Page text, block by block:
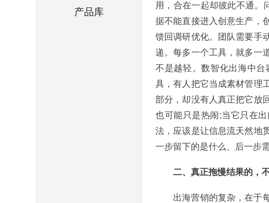
产品库
用，合在一起却彼此不通。
据不能直接进入创意生产，
馈回调研优化。团队需要手
递。每多一个工具，就多一
不是越轻。数智化出海中
具，有人把它当成素材管理
部分，却没有人真正把它放
也可能只是热闹;当它只在
法，应该是让信息流天然地
一步留下的是什么、后一步
二、真正拖慢结果的，不
出海营销的复杂，在于每